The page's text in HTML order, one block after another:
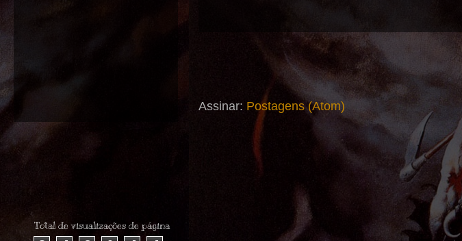
Assinar: Postagens (Atom)
Total de visualizações de página